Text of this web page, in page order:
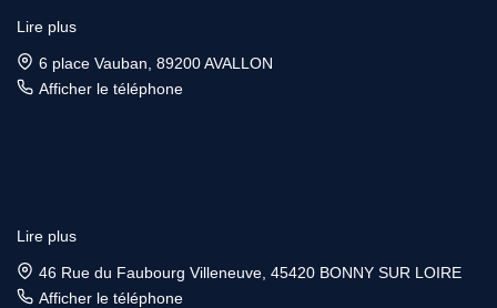
Lire plus
6 place Vauban, 89200 AVALLON
Afficher le téléphone
Lire plus
46 Rue du Faubourg Villeneuve, 45420 BONNY SUR LOIRE
Afficher le téléphone